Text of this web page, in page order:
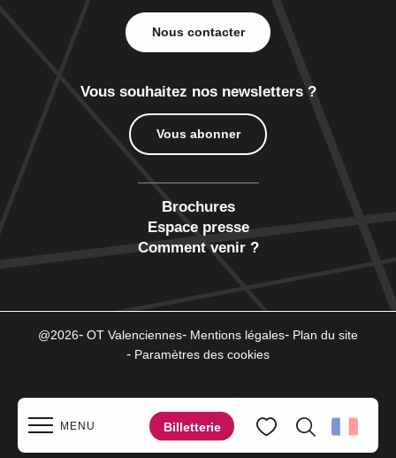
MENU Billetterie
Recherche
Nous contacter
Vous souhaitez nos newsletters ?
Vous abonner
Brochures
Espace presse
Comment venir ?
@2026 OT Valenciennes Mentions légales
Plan du site
Paramètres des cookies